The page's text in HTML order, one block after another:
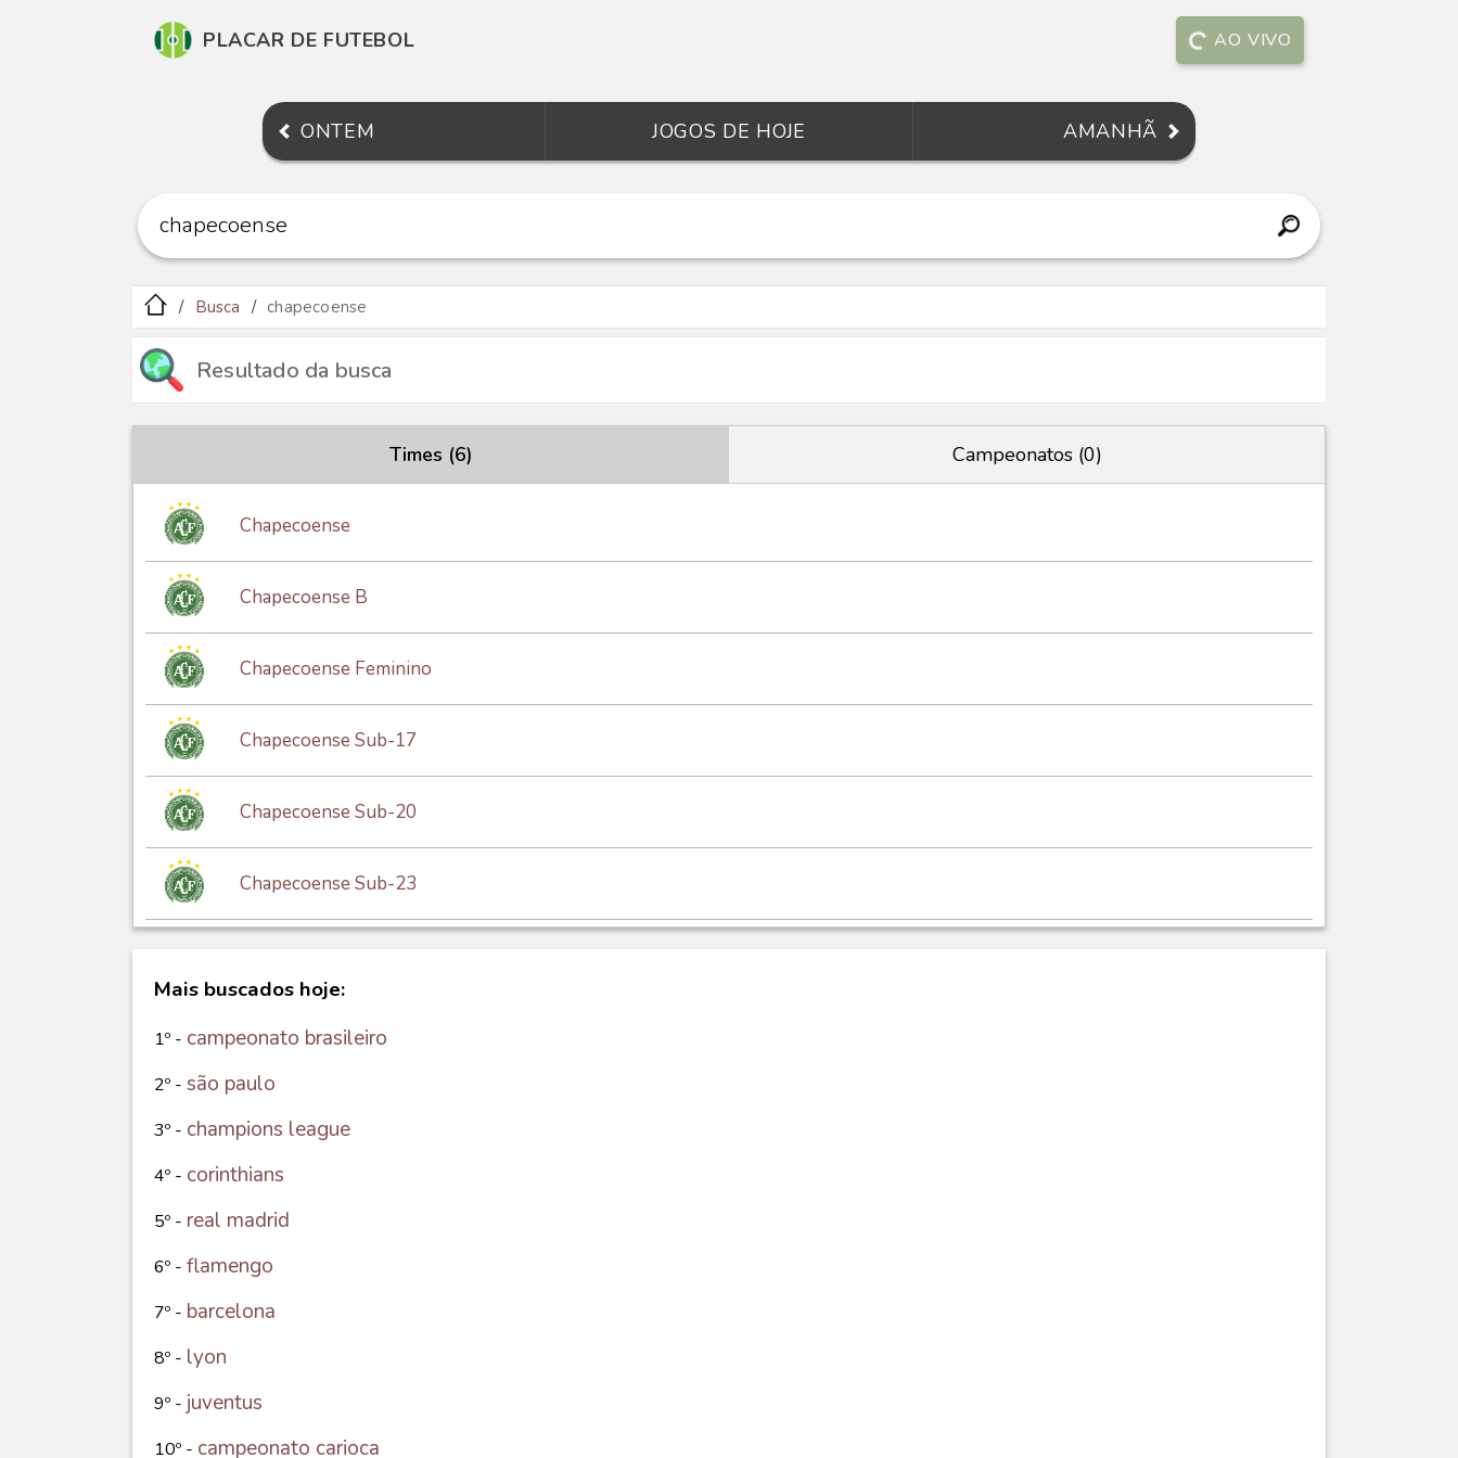
PLACAR DE FUTEBOL AO VIVO
ONTEM JOGOS DE HOJE AMANHÃ
Busca chapecoense
Resultado da busca
Times (6) Campeonatos (0)
Chapecoense
Chapecoense B
Chapecoense Feminino
Chapecoense Sub-17
Chapecoense Sub-20
Chapecoense Sub-23
Mais buscados hoje:
1º - campeonato brasileiro
2º - são paulo
3º - champions league
4º - corinthians
5º - real madrid
6º - flamengo
7º - barcelona
8º - lyon
9º - juventus
10º - campeonato carioca